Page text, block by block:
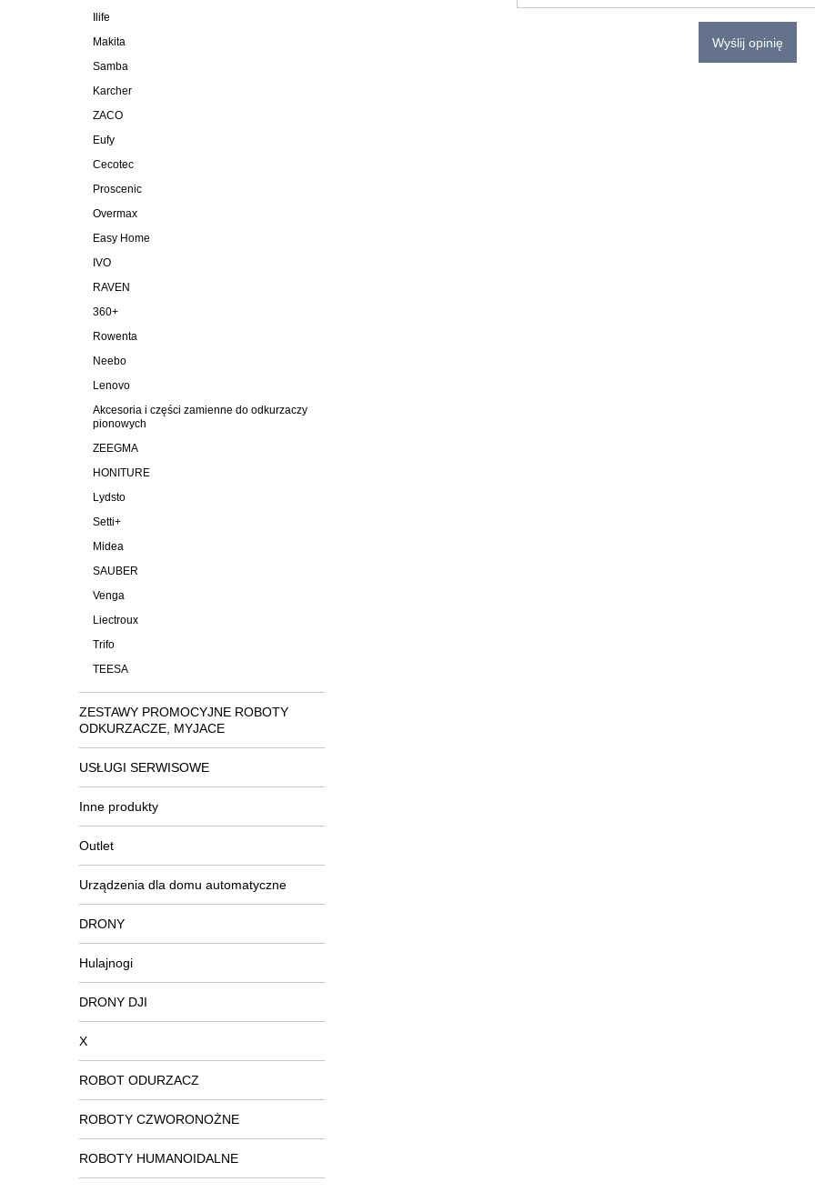
Ilife
Makita
Samba
Karcher
ZACO
Eufy
Cecotec
Proscenic
Overmax
Easy Home
IVO
RAVEN
360+
Rowenta
Neebo
Lenovo
Akcesoria i części zamienne do odkurzaczy
pionowych
ZEEGMA
HONITURE
Lydsto
Setti+
Midea
SAUBER
Venga
Liectroux
Trifo
TEESA
ZESTAWY PROMOCYJNE ROBOTY
ODKURZACZE, MYJACE
USŁUGI SERWISOWE
Inne produkty
Outlet
Urządzenia dla domu automatyczne
DRONY
Hulajnogi
DRONY DJI
X
ROBOT ODURZACZ
ROBOTY CZWORONOŻNE
ROBOTY HUMANOIDALNE
Wyślij opinię